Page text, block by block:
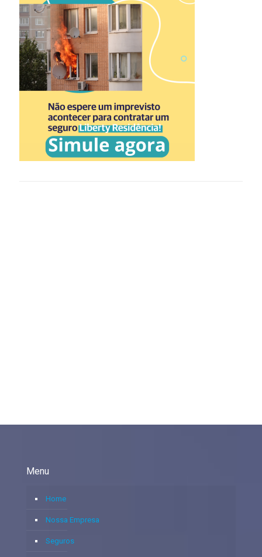
Menu
Home
Nossa Empresa
Seguros